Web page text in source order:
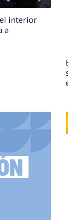
interior
a